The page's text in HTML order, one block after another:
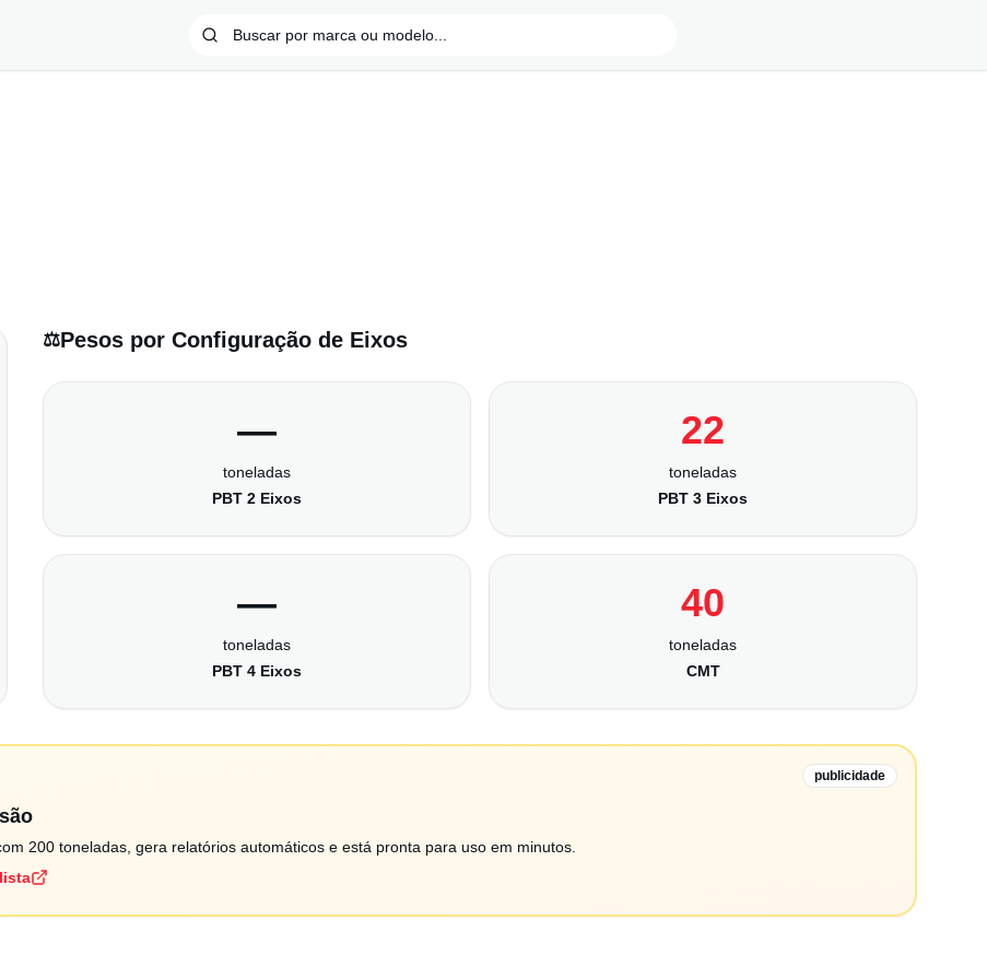
⚖️Pesos por Configuração de Eixos
—
toneladas
PBT 2 Eixos
22
toneladas
PBT 3 Eixos
—
toneladas
PBT 4 Eixos
40
toneladas
CMT
publicidade
200 toneladas, gera relatórios automáticos e está pronta para uso em minutos.